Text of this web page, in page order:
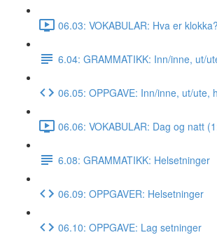
06.03: VOKABULAR: Hva er
6.04: GRAMMATIKK: Inn/inne, ut/
06.05: OPPGAVE: Inn/inne, ut/ute,
06.06: VOKABULAR: Dag og natt
6.08: GRAMMATIKK: Helsetninger
06.09: OPPGAVER: Helsetninger
06.10: OPPGAVE: Lag setninger